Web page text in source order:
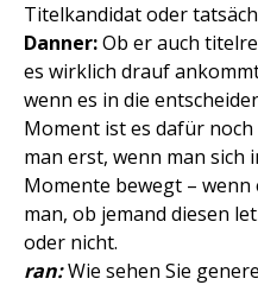
Titelkandidat oder
Danner:Ob er auch
es wirklich drauf
wenn es in die
Moment ist es dafür
man erst, wenn man sich
Momente bewegt –
man, ob jemand diesen
oder nicht.
ran:Wie sehen Sie